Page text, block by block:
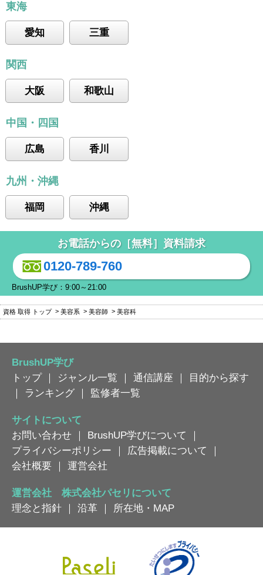
東海
愛知 三重
関西
大阪 和歌山
中国・四国
広島 香川
九州・沖縄
福岡 沖縄
お電話からの［無料］資料請求
0120-789-760
BrushUP学び：9:00～21:00
資格 取得 トップ 美容系 美容師 美容科
BrushUP学び
トップ｜ ジャンル一覧 ｜ 通信講座 ｜
目的から探す
｜
ランキング ｜ 監修者一覧
サイトについて
お問い合わせ ｜ BrushUP学びについて
｜
プライバシーポリシー ｜ 広告掲載について
｜
会社概要 ｜ 運営会社
運営会社 株式会社パセリについて
理念と指針 ｜ 沿革 ｜ 所在地・MAP